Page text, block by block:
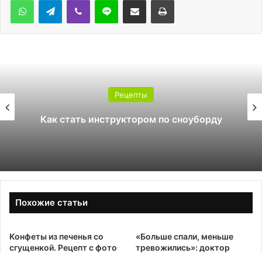
Рецепты
Как стать инструктором по сноуборду
Похожие статьи
Конфеты из печенья со
сгущенкой. Рецепт с фото
«Больше спали, меньше
тревожились»: доктор